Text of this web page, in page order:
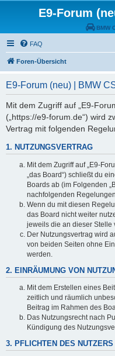
E9-Forum
BMW
FAQ
Foren-Übersicht
E9-Forum (neu) | BMW
Mit dem Zugriff auf „E9-
(„https://e9-forum.de“) wird
Vertrag mit folgenden
1. NUTZUNGSVERTRAG
Mit dem Zugriff auf „E9-
„das Board“) schließt du
Boards ab (im Folgenden
nachfolgenden
Wenn du mit diesen
das Board nicht weiter
jeweils die an dieser Stelle
Der Nutzungsvertrag wird
von beiden Seiten ohne
werden.
2. EINRÄUMUNG VON
Mit dem Erstellen eines
zeitlich und räumlich
Beitrag im Rahmen des
Das Nutzungsrecht nach
Kündigung des
3. PFLICHTEN DES NUTZERS